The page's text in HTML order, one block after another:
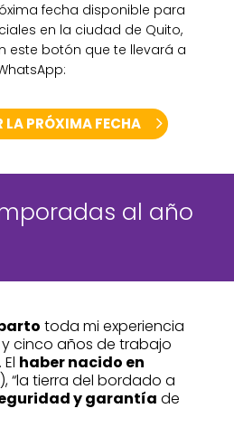
fecha disponible para
en la ciudad de Quito,
este botón que te llevará a
LA PRÓXIMA FECHA
al año
toda mi experiencia
cinco años de trabajo
haber nacido en
“la tierra del bordado a
y garantía de